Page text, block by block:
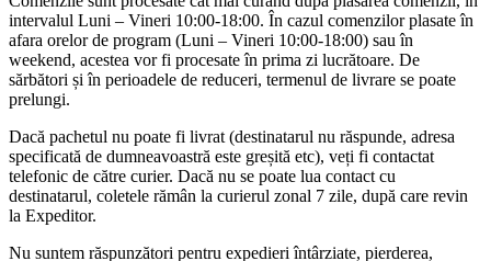
intervalul Luni – Vineri 10:00-18:00. În cazul comenzilor plasate în
afara orelor de program (Luni – Vineri 10:00-18:00) sau în
weekend, acestea vor fi procesate în prima zi lucrătoare. De
sărbători și în perioadele de reduceri, termenul de livrare se poate
prelungi.
Dacă pachetul nu poate fi livrat (destinatarul nu răspunde, adresa
specificată de dumneavoastră este greșită etc), veți fi contactat
telefonic de către curier. Dacă nu se poate lua contact cu
destinatarul, coletele rămân la curierul zonal 7 zile, după care revin
la Expeditor.
Nu suntem răspunzători pentru expedieri întârziate, pierderea,